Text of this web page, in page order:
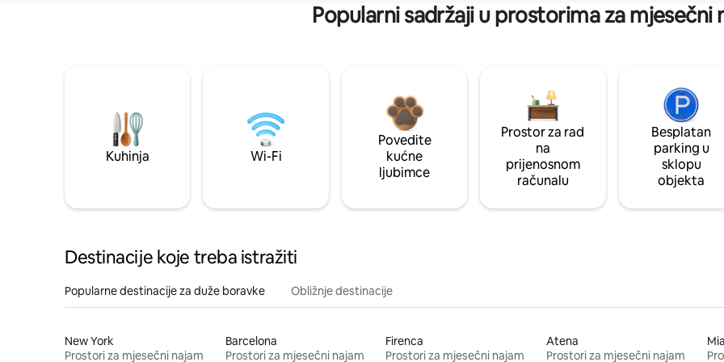
Popularni sadržaji u prostorima za mjesečni
Kuhinja Wi-Fi
Povedite
kućne
ljubimce
Prostor za rad
na
prijenosnom
računalu
Besplatan
parking u
sklopu
objekta
Destinacije koje treba istražiti
Popularne destinacije za duže boravke Obližnje destinacije
New York
Prostori za mjesečni najam
Barcelona
Prostori za mjesečni najam
Firenca
Prostori za mjesečni najam
Atena
Prostori za mjesečni najam